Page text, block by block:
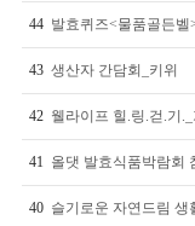
44 발효퀴즈<물품골든벨
43 생산자 간담회_키위
42 웰라이프 힐.링.걷.기._
41 올댓 발효식품박람회
40 슬기로운 자연드림 생